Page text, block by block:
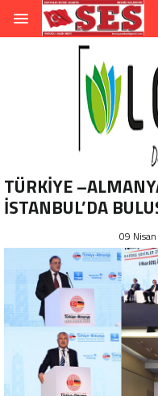
TÜRKİYE
İSTANBUL’DA
09